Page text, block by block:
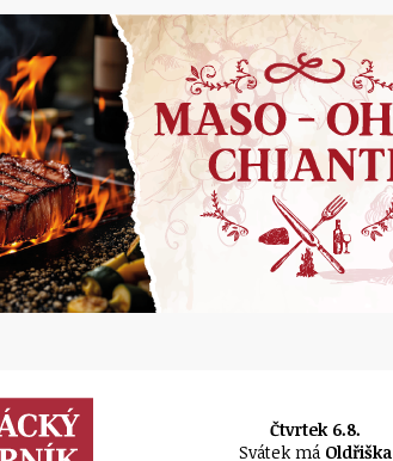
Čtvrtek 6.8.
Svátek má Oldřiška